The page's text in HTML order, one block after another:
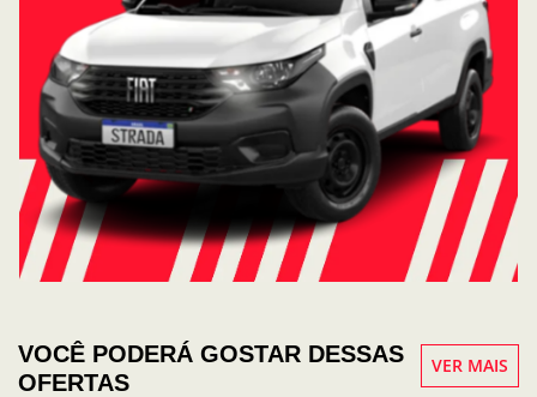
VOCÊ PODERÁ GOSTAR DESSAS
OFERTAS
VER MAIS